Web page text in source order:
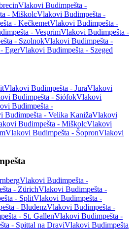
Vlakovi Budimpešta -
- MiškolcVlakovi Budimpešta -
- KečkemetVlakovi Budimpešta -
- VesprimVlakovi Budimpešta -
- SzolnokVlakovi Budimpešta -
EgerVlakovi Budimpešta - Szeged
Vlakovi Budimpešta - JuraVlakovi
Budimpešta - SiófokVlakovi
Budimpešta -
Budimpešta - Velika KanižaVlakovi
Budimpešta - MiškolcVlakovi
Vlakovi Budimpešta - ŠopronVlakovi
Vlakovi Budimpešta -
- ZürichVlakovi Budimpešta -
- SplitVlakovi Budimpešta -
- BludenzVlakovi Budimpešta -
- St. GallenVlakovi Budimpešta -
- Spittal na DraviVlakovi Budimpešta